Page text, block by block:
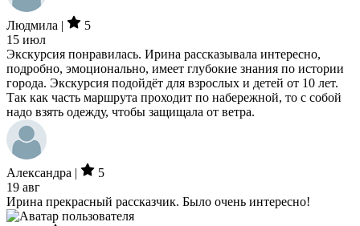
Людмила |
5
15 июл
Экскурсия понравилась. Ирина рассказывала интересно,
подробно, эмоционально, имеет глубокие знания по истории
города. Экскурсия подойдёт для взрослых и детей от 10 лет.
Так как часть маршрута проходит по набережной, то с собой
надо взять одежду, чтобы защищала от ветра.
Александра |
5
19 авг
Ирина прекрасный рассказчик. Было очень интересно!